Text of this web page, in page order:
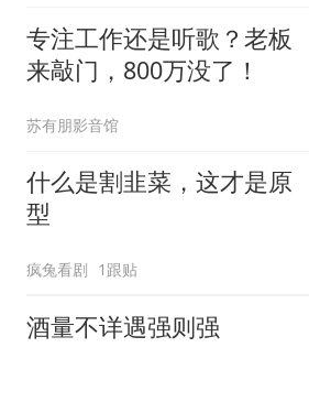
专注工作还是听歌？老板
来敲门，800万没了！
苏有朋影音馆
什么是割韭菜，这才是原
型
疯兔看剧 1跟贴
酒量不详遇强则强